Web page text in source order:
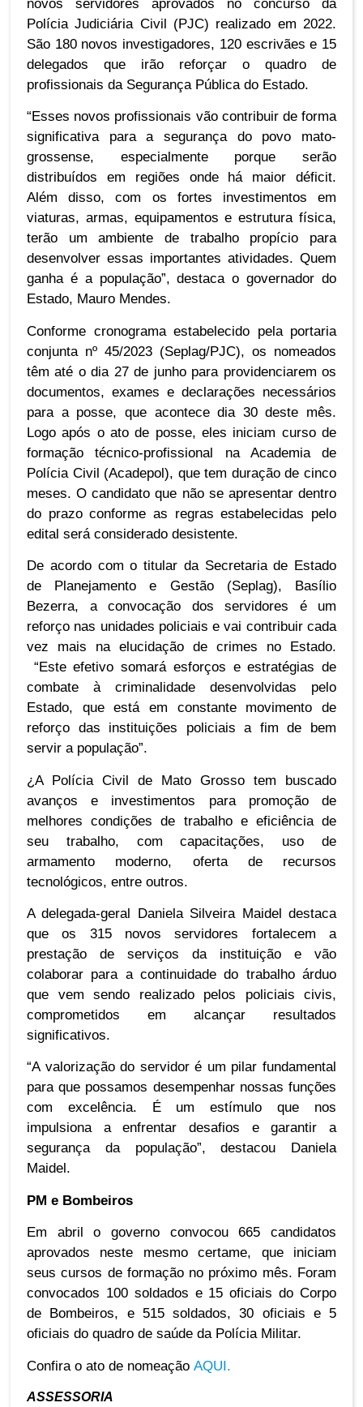
novos servidores aprovados no concurso da
Polícia Judiciária Civil (PJC) realizado em 2022.
São 180 novos investigadores, 120 escrivães e 15
delegados que irão reforçar o quadro de
profissionais da Segurança Pública do Estado.
“Esses novos profissionais vão contribuir de forma
significativa para a segurança do povo mato-
grossense, especialmente porque serão
distribuídos em regiões onde há maior déficit.
Além disso, com os fortes investimentos em
viaturas, armas, equipamentos e estrutura física,
terão um ambiente de trabalho propício para
desenvolver essas importantes atividades. Quem
ganha é a população”, destaca o governador do
Estado, Mauro Mendes.
Conforme cronograma estabelecido pela portaria
conjunta nº 45/2023 (Seplag/PJC), os nomeados
têm até o dia 27 de junho para providenciarem os
documentos, exames e declarações necessários
para a posse, que acontece dia 30 deste mês.
Logo após o ato de posse, eles iniciam curso de
formação técnico-profissional na Academia de
Polícia Civil (Acadepol), que tem duração de cinco
meses. O candidato que não se apresentar dentro
do prazo conforme as regras estabelecidas pelo
edital será considerado desistente.
De acordo com o titular da Secretaria de Estado
de Planejamento e Gestão (Seplag), Basílio
Bezerra, a convocação dos servidores é um
reforço nas unidades policiais e vai contribuir cada
vez mais na elucidação de crimes no Estado.
“Este efetivo somará esforços e estratégias de
combate à criminalidade desenvolvidas pelo
Estado, que está em constante movimento de
reforço das instituições policiais a fim de bem
servir a população”.
¿A Polícia Civil de Mato Grosso tem buscado
avanços e investimentos para promoção de
melhores condições de trabalho e eficiência de
seu trabalho, com capacitações, uso de
armamento moderno, oferta de recursos
tecnológicos, entre outros.
A delegada-geral Daniela Silveira Maidel destaca
que os 315 novos servidores fortalecem a
prestação de serviços da instituição e vão
colaborar para a continuidade do trabalho árduo
que vem sendo realizado pelos policiais civis,
comprometidos em alcançar resultados
significativos.
“A valorização do servidor é um pilar fundamental
para que possamos desempenhar nossas funções
com excelência. É um estímulo que nos
impulsiona a enfrentar desafios e garantir a
segurança da população”, destacou Daniela
Maidel.
PM e Bombeiros
Em abril o governo convocou 665 candidatos
aprovados neste mesmo certame, que iniciam
seus cursos de formação no próximo mês. Foram
convocados 100 soldados e 15 oficiais do Corpo
de Bombeiros, e 515 soldados, 30 oficiais e 5
oficiais do quadro de saúde da Polícia Militar.
Confira o ato de nomeação AQUI.
ASSESSORIA